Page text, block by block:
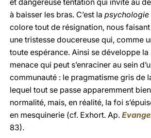
et dangereuse tentation qui invite au
à baisser les bras. C’est la psychologie
colore tout de résignation, nous
une tristesse doucereuse qui, comme
toute espérance. Ainsi se développe
menace qui peut s’enraciner au sein
communauté : le pragmatisme gris de
lequel tout se passe apparemment
normalité, mais, en réalité, la foi
en mesquinerie (cf. Exhort. Ap.
83).